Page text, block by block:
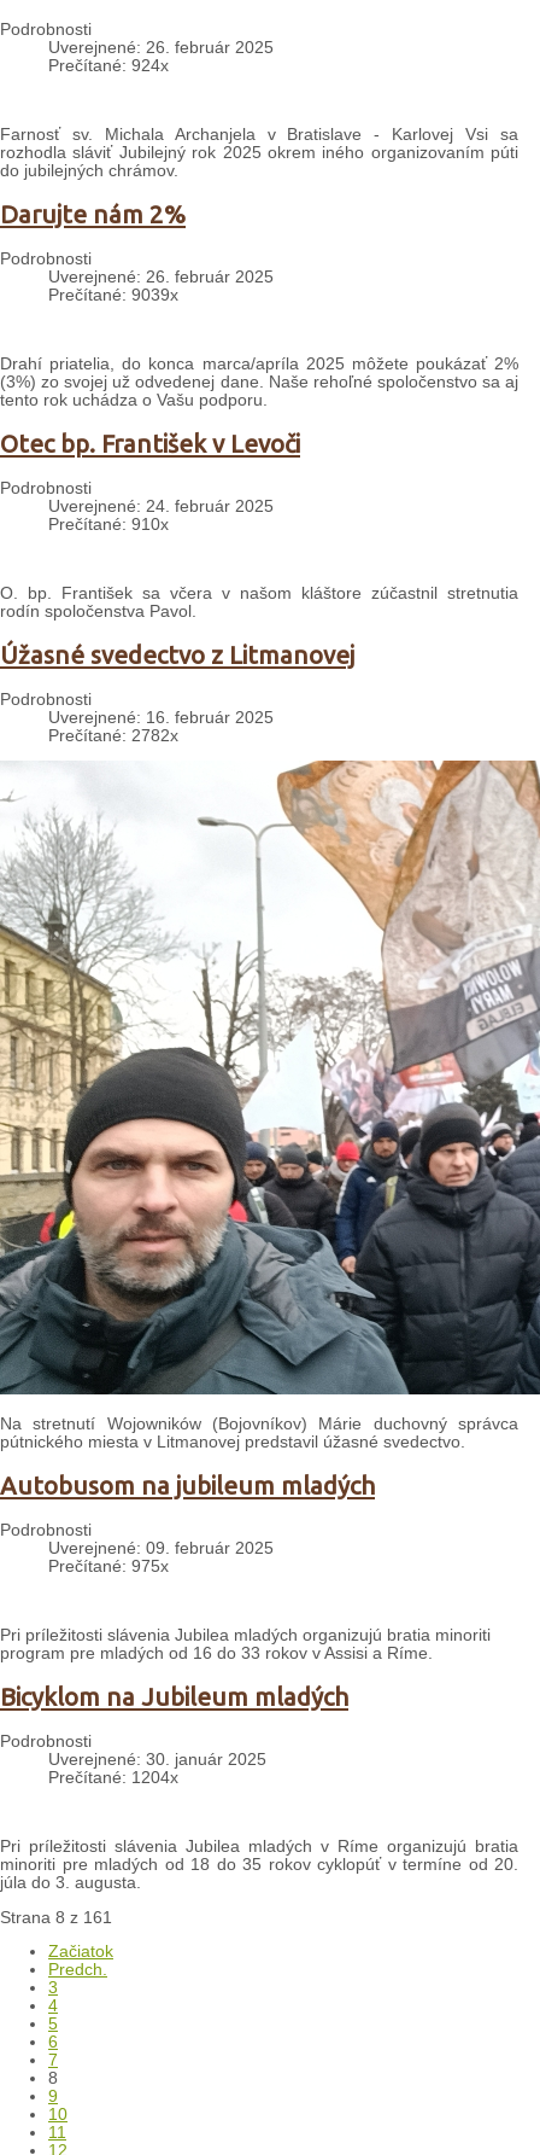
Podrobnosti
Uverejnené: 26. február 2025
Prečítané: 924x
Farnosť sv. Michala Archanjela v Bratislave - Karlovej Vsi sa
rozhodla sláviť Jubilejný rok 2025 okrem iného organizovaním púti
do jubilejných chrámov.
Darujte nám 2%
Podrobnosti
Uverejnené: 26. február 2025
Prečítané: 9039x
Drahí priatelia, do konca marca/apríla 2025 môžete poukázať 2%
(3%) zo svojej už odvedenej dane. Naše rehoľné spoločenstvo sa aj
tento rok uchádza o Vašu podporu.
Otec bp. František v Levoči
Podrobnosti
Uverejnené: 24. február 2025
Prečítané: 910x
O. bp. František sa včera v našom kláštore zúčastnil stretnutia
rodín spoločenstva Pavol.
Úžasné svedectvo z Litmanovej
Podrobnosti
Uverejnené: 16. február 2025
Prečítané: 2782x
Na stretnutí Wojowników (Bojovníkov) Márie duchovný správca
pútnického miesta v Litmanovej predstavil úžasné svedectvo.
Autobusom na jubileum mladých
Podrobnosti
Uverejnené: 09. február 2025
Prečítané: 975x
Pri príležitosti slávenia Jubilea mladých organizujú bratia minoriti
program pre mladých od 16 do 33 rokov v Assisi a Ríme.
Bicyklom na Jubileum mladých
Podrobnosti
Uverejnené: 30. január 2025
Prečítané: 1204x
Pri príležitosti slávenia Jubilea mladých v Ríme organizujú bratia
minoriti pre mladých od 18 do 35 rokov cyklopúť v termíne od 20.
júla do 3. augusta.
Strana 8 z 161
Začiatok
Predch.
3
4
5
6
7
8
9
10
11
12